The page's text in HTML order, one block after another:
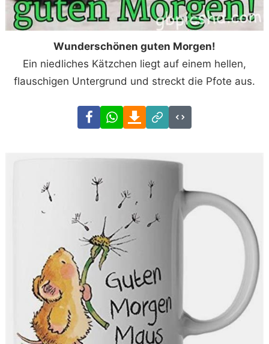
Wunderschönen guten Morgen!
Ein niedliches Kätzchen liegt auf einem hellen,
flauschigen Untergrund und streckt die Pfote aus.
FacebookWhatsAppDownload
Link
Code